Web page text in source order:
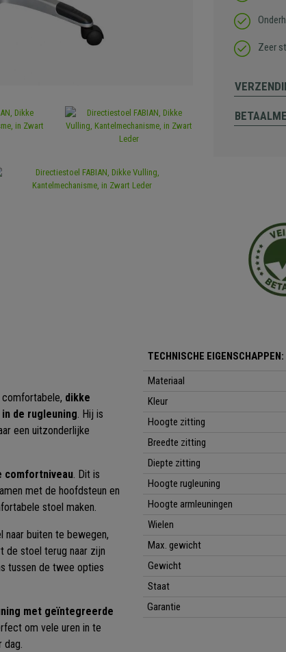
Zeer
dikke
de rugleuning. Hij is
een uitzonderlijke
comfortniveau. Dit is
met de hoofdsteun en
stoel maken.
naar buiten te bewegen,
de stoel terug naar zijn
tussen de twee opties
met geïntegreerde
om vele uren in te
dag.
TECHNISCHE EIGENSCHAPPEN:
Materiaal
Kleur
Hoogte zitting
Breedte zitting
Diepte zitting
Hoogte rugleuning
Hoogte armleuningen
Wielen
Max. gewicht
Gewicht
Staat
Garantie